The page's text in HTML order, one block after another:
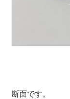
断面です。